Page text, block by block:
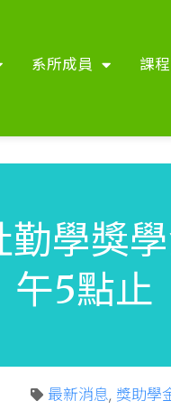
系所成員 課
學獎
午5點止
最新消息, 獎助學